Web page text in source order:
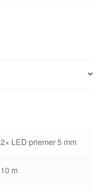
2× LED priemer 5 mm
10 m